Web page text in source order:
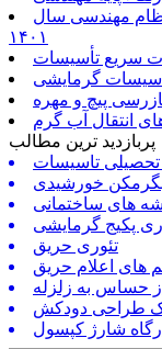
نظام مهندسی سال
۱۴۰۱
سریع تأسیسات
گرمایشی
پیچ و مهره
انتقال آب گرم
پربازدید ترین مطالب
تاسیسات
خورشیدی
های ساختمانی
پکیج گرمایشی
تئوری حریق
های اعلام حریق
حساس به زلزله
طراحی دودکش
شارژ کپسول